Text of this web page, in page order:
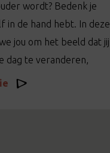
wordt? Bedenk je
in de hand hebt. In deze
jou om het beeld dat jij
dag te veranderen,